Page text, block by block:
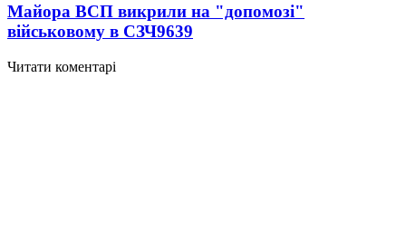
Майора ВСП викрили на "допомозі"
військовому в СЗЧ9639
Читати коментарі